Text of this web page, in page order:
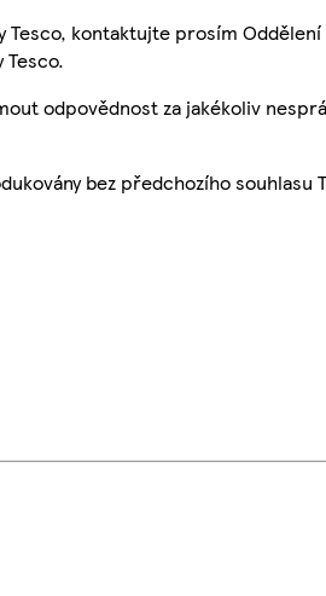
Tesco, kontaktujte prosím
odpovědnost za jakékoliv
bez předchozího souhlasu